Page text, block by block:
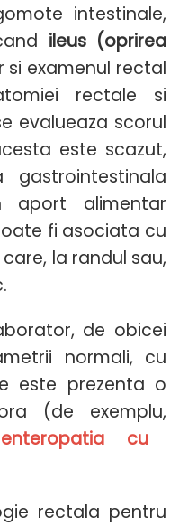
intestinale,
ileus (oprirea
si examenul rectal
rectale si
evalueaza scorul
este scazut,
aport alimentar
fi asociata cu
la randul sau,
de obicei
normali, cu
este prezenta o
(de exemplu,
enteropatia cu
rectala pentru